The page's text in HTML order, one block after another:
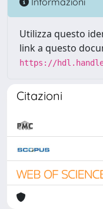
Utilizza questo
link a questo
https://
Citazioni